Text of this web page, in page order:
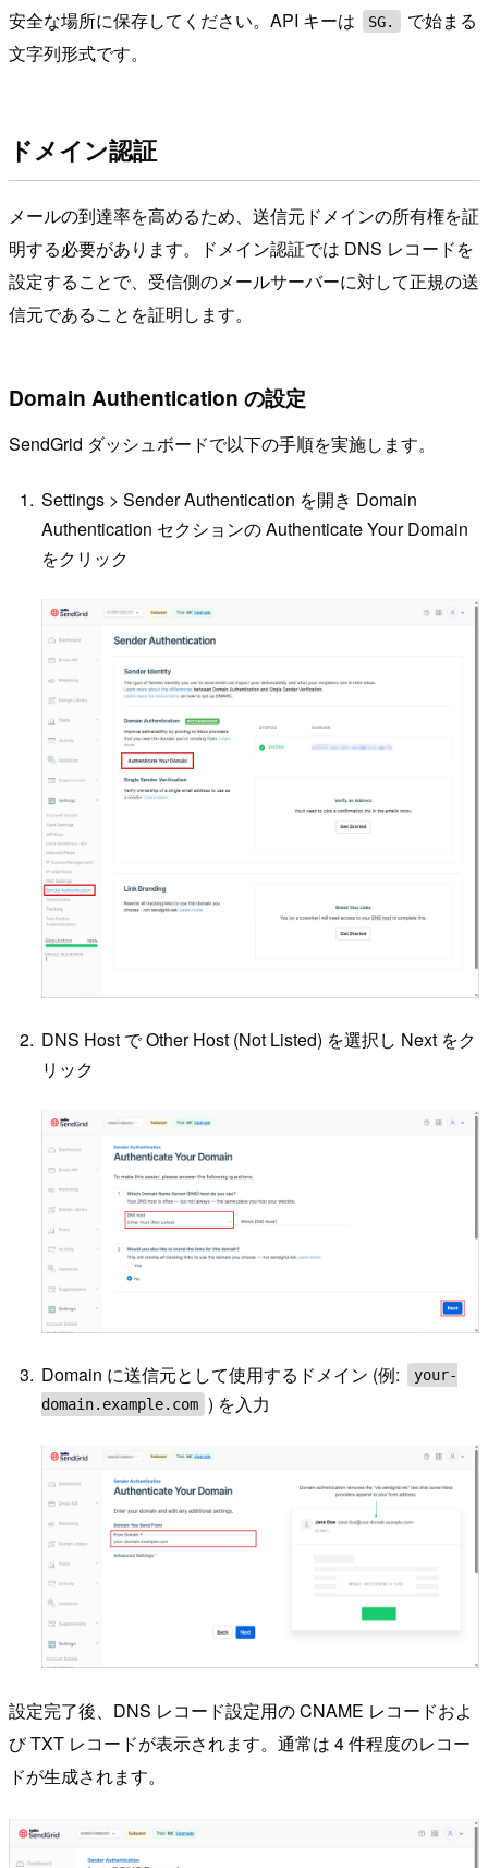
安全な場所に保存してください。API キーは
SG.
で始まる
文字列形式です。
ドメイン認証
メールの到達率を高めるため、送信元ドメインの所有権を証
明する必要があります。ドメイン認証では DNS レコードを
設定することで、受信側のメールサーバーに対して正規の送
信元であることを証明します。
Domain Authentication の設定
SendGrid ダッシュボードで以下の手順を実施します。
Settings > Sender Authentication を開き Domain
Authentication セクションの Authenticate Your Domain
をクリック
DNS Host で Other Host (Not Listed) を選択し Next をク
リック
Domain に送信元として使用するドメイン (例:
your-
domain.example.com ) を入力
設定完了後、DNS レコード設定用の CNAME レコードおよ
び TXT レコードが表示されます。通常は 4 件程度のレコー
ドが生成されます。